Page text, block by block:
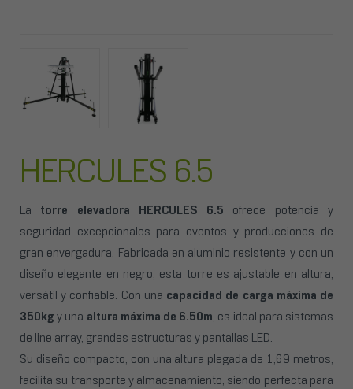
HERCULES 6.5
La torre elevadora HERCULES 6.5 ofrece potencia y
seguridad excepcionales para eventos y producciones de
gran envergadura. Fabricada en aluminio resistente y con un
diseño elegante en negro, esta torre es ajustable en altura,
versátil y confiable. Con una capacidad de carga máxima de
350kg y una altura máxima de 6.50m, es ideal para sistemas
de line array, grandes estructuras y pantallas LED.
Su diseño compacto, con una altura plegada de 1,69 metros,
facilita su transporte y almacenamiento, siendo perfecta para